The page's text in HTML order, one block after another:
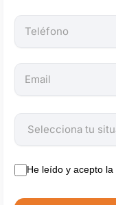
He leído y acepto la